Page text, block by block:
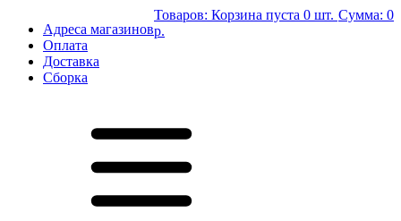
Адреса магазинов
Оплата
Доставка
Сборка
Товаров: Корзина пуста 0 шт. Сумма: 0
р.